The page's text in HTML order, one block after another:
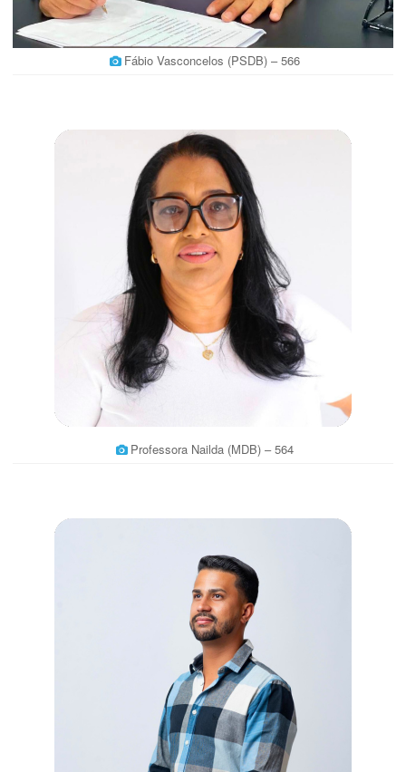
Fábio Vasconcelos (PSDB) – 566
Professora Nailda (MDB) – 564